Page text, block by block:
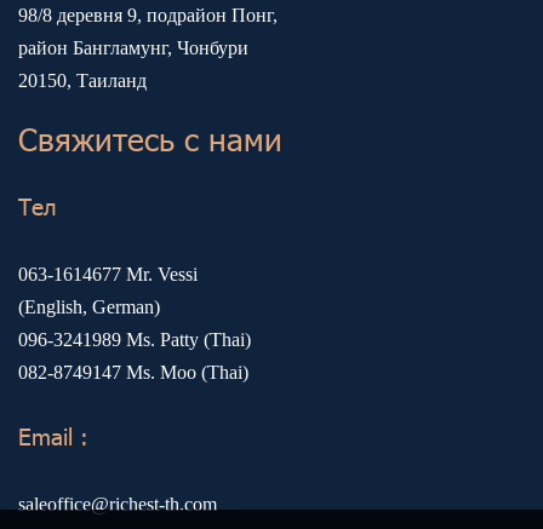
98/8 деревня 9, подрайон Понг,
район Бангламунг, Чонбури
20150, Таиланд
Свяжитесь с нами
Тел
063-1614677 Mr. Vessi
(English, German)
096-3241989 Ms. Patty (Thai)
082-8749147 Ms. Moo (Thai)
Email :
saleoffice@richest-th.com